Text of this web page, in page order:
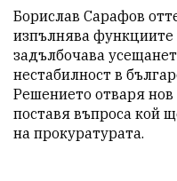
Борислав Сарафов
изпълнява функциите
задълбочава
нестабилност в
Решението отваря
поставя въпроса кой
на прокуратурата.